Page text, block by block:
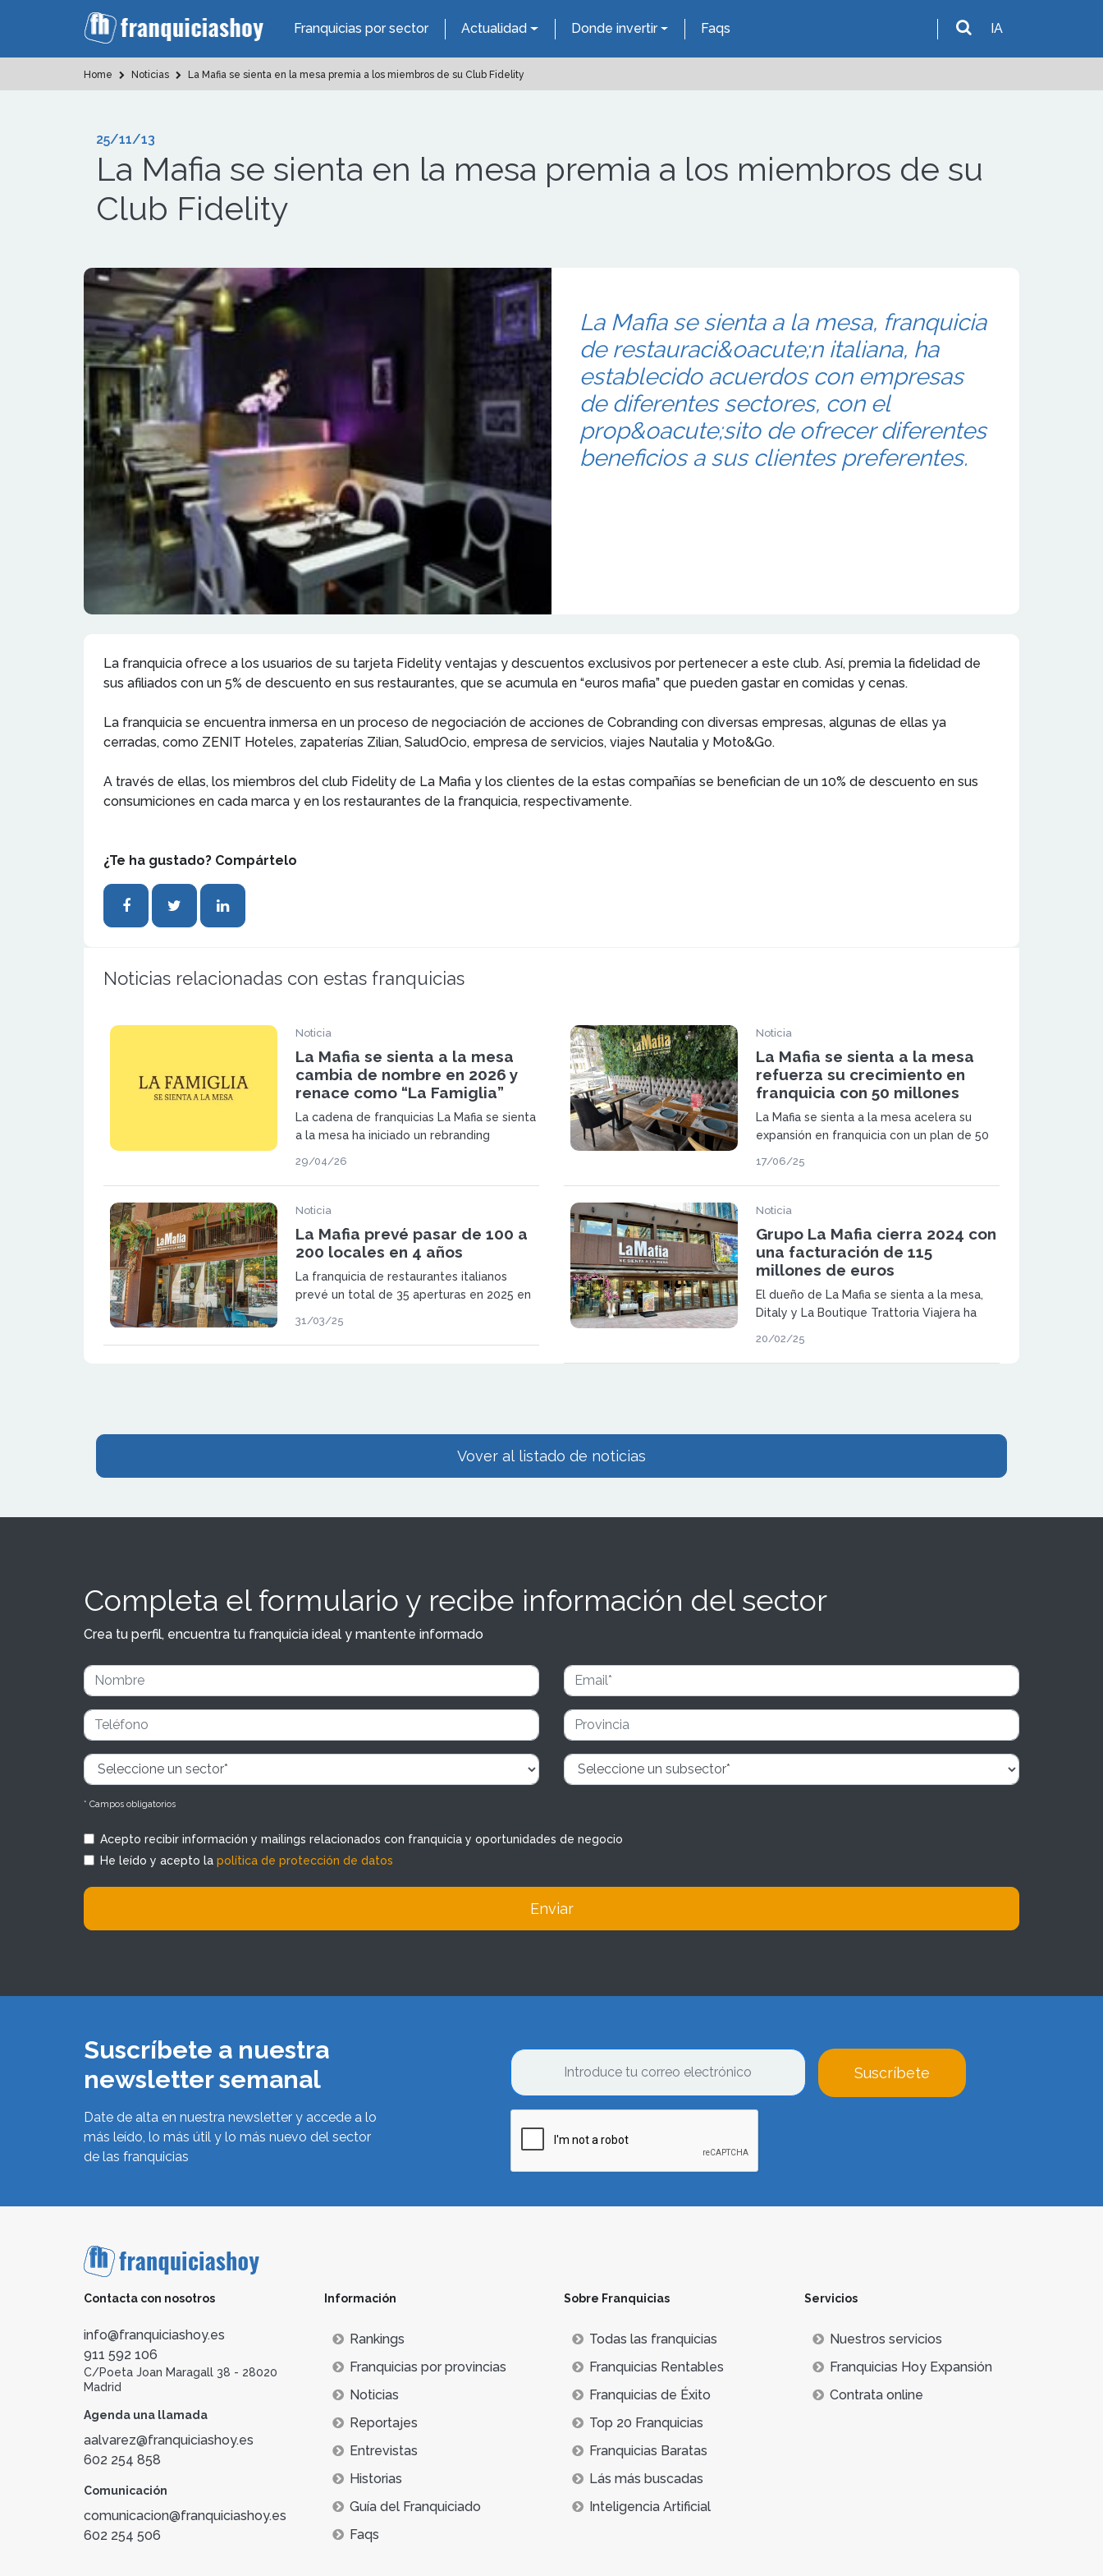
Franquicias por sector Actualidad Donde invertir Faqs IA
Home Noticias La Mafia se sienta en la mesa premia a los miembros de su Club Fidelity
25/11/13
La Mafia se sienta en la mesa premia a los miembros de su
Club Fidelity
La Mafia se sienta a la mesa, franquicia
de restauraci&oacute;n italiana, ha
establecido acuerdos con empresas
de diferentes sectores, con el
prop&oacute;sito de ofrecer diferentes
beneficios a sus clientes preferentes.
La franquicia ofrece a los usuarios de su tarjeta Fidelity ventajas y descuentos exclusivos por pertenecer a este club. Así, premia la fidelidad de
sus afiliados con un 5% de descuento en sus restaurantes, que se acumula en “euros mafia” que pueden gastar en comidas y cenas.
La franquicia se encuentra inmersa en un proceso de negociación de acciones de Cobranding con diversas empresas, algunas de ellas ya
cerradas, como ZENIT Hoteles, zapaterías Zilian, SaludOcio, empresa de servicios, viajes Nautalia y Moto&Go.
A través de ellas, los miembros del club Fidelity de La Mafia y los clientes de la estas compañías se benefician de un 10% de descuento en sus
consumiciones en cada marca y en los restaurantes de la franquicia, respectivamente.
¿Te ha gustado? Compártelo
Noticias relacionadas con estas franquicias
Noticia
La Mafia se sienta a la mesa
cambia de nombre en 2026 y
renace como “La Famiglia”
La cadena de franquicias La Mafia se sienta
a la mesa ha iniciado un rebranding
mesa.
29/04/26
Noticia
La Mafia se sienta a la mesa
refuerza su crecimiento en
franquicia con 50 millones
La Mafia se sienta a la mesa acelera su
expansión en franquicia con un plan de 50
17/06/25
Noticia
La Mafia prevé pasar de 100 a
200 locales en 4 años
La franquicia de restaurantes italianos
prevé un total de 35 aperturas en 2025 en
31/03/25
Noticia
Grupo La Mafia cierra 2024 con
una facturación de 115
millones de euros
El dueño de La Mafia se sienta a la mesa,
Ditaly y La Boutique Trattoria Viajera ha
2025
20/02/25
Vover al listado de noticias
Completa el formulario y recibe información del sector
Crea tu perfil, encuentra tu franquicia ideal y mantente informado
* Campos obligatorios
Acepto recibir información y mailings relacionados con franquicia y oportunidades de negocio
He leído y acepto la política de protección de datos
Enviar
Suscríbete a nuestra
newsletter semanal
Date de alta en nuestra newsletter y accede a lo
más leído, lo más útil y lo más nuevo del sector
de las franquicias
Suscríbete
Contacta con nosotros
info@franquiciashoy.es
911 592 106
C/Poeta Joan Maragall 38 - 28020
Madrid
Agenda una llamada
aalvarez@franquiciashoy.es
602 254 858
Comunicación
comunicacion@franquiciashoy.es
602 254 506
Información
Rankings
Franquicias por provincias
Noticias
Reportajes
Entrevistas
Historias
Guía del Franquiciado
Faqs
Sobre Franquicias
Todas las franquicias
Franquicias Rentables
Franquicias de Éxito
Top 20 Franquicias
Franquicias Baratas
Lás más buscadas
Inteligencia Artificial
Servicios
Nuestros servicios
Franquicias Hoy Expansión
Contrata online